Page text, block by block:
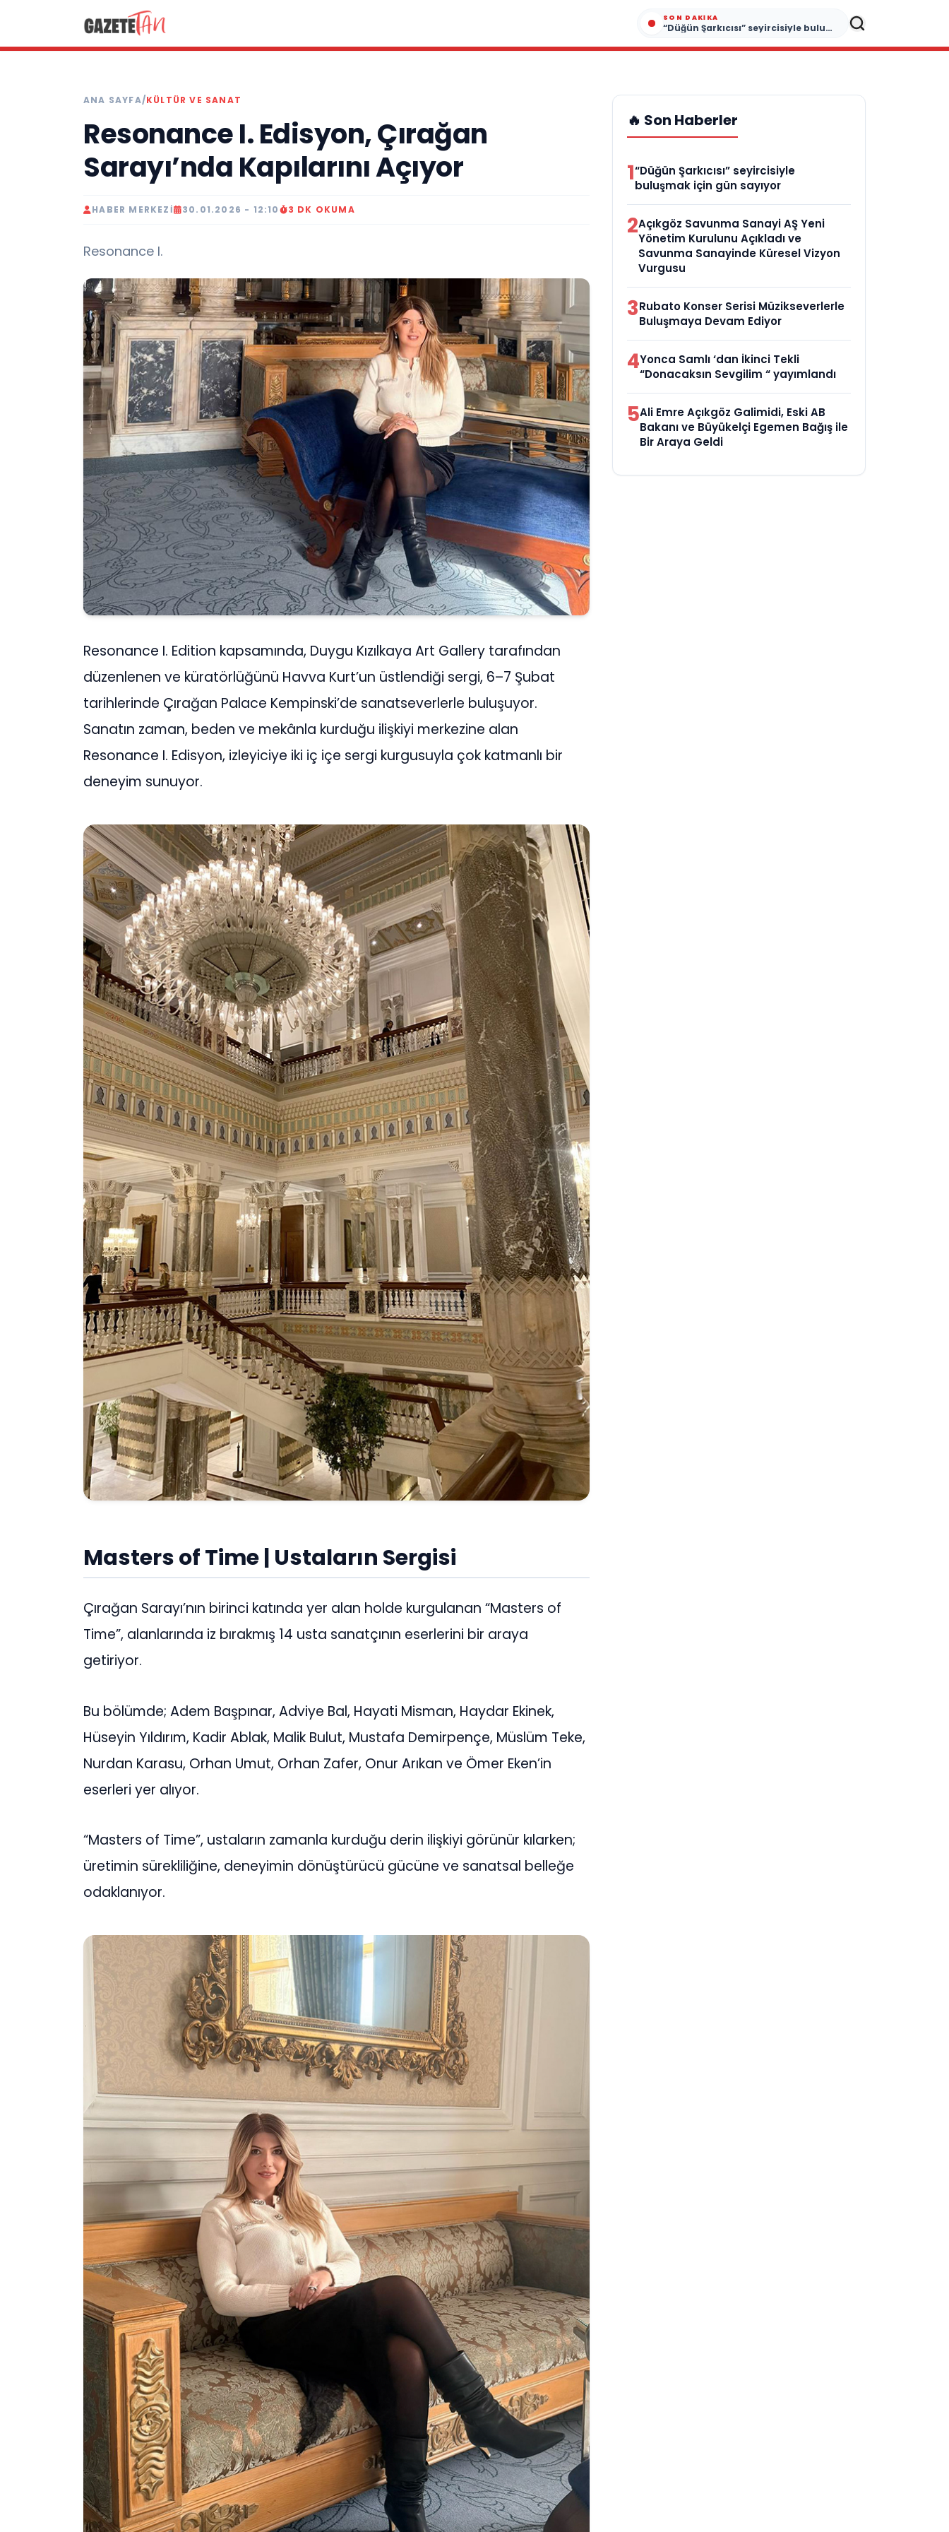
SON DAKIKA
“Düğün Şarkıcısı” seyircisiyle buluşmak için gün sayıyor
ANA SAYFA/KÜLTÜR VE SANAT
Resonance I. Edisyon, Çırağan
Sarayı’nda Kapılarını Açıyor
HABER MERKEZI 30.01.2026 - 12:10 3 DK OKUMA
Resonance I.
Resonance I. Edition kapsamında, Duygu Kızılkaya Art Gallery tarafından
düzenlenen ve küratörlüğünü Havva Kurt’un üstlendiği sergi, 6–7 Şubat
tarihlerinde Çırağan Palace Kempinski’de sanatseverlerle buluşuyor.
Sanatın zaman, beden ve mekânla kurduğu ilişkiyi merkezine alan
Resonance I. Edisyon, izleyiciye iki iç içe sergi kurgusuyla çok katmanlı bir
deneyim sunuyor.
Masters of Time | Ustaların Sergisi
Çırağan Sarayı’nın birinci katında yer alan holde kurgulanan “Masters of
Time”, alanlarında iz bırakmış 14 usta sanatçının eserlerini bir araya
getiriyor.
Bu bölümde; Adem Başpınar, Adviye Bal, Hayati Misman, Haydar Ekinek,
Hüseyin Yıldırım, Kadir Ablak, Malik Bulut, Mustafa Demirpençe, Müslüm Teke,
Nurdan Karasu, Orhan Umut, Orhan Zafer, Onur Arıkan ve Ömer Eken’in
eserleri yer alıyor.
“Masters of Time”, ustaların zamanla kurduğu derin ilişkiyi görünür kılarken;
üretimin sürekliliğine, deneyimin dönüştürücü gücüne ve sanatsal belleğe
odaklanıyor.
🔥 Son Haberler
1“Düğün Şarkıcısı” seyircisiyle
buluşmak için gün sayıyor
2Açıkgöz Savunma Sanayi AŞ Yeni
Yönetim Kurulunu Açıkladı ve
Savunma Sanayinde Küresel Vizyon
Vurgusu
3Rubato Konser Serisi Müzikseverlerle
Buluşmaya Devam Ediyor
4Yonca Samlı ‘dan İkinci Tekli
“Donacaksın Sevgilim “ yayımlandı
5Ali Emre Açıkgöz Galimidi, Eski AB
Bakanı ve Büyükelçi Egemen Bağış ile
Bir Araya Geldi